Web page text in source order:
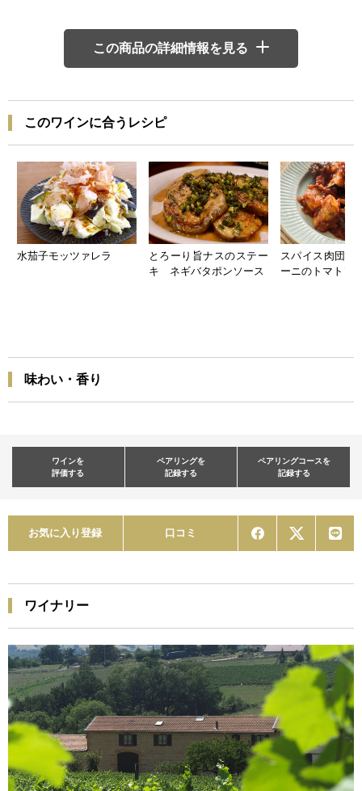
この商品の詳細情報を見る
このワインに合うレシピ
水茄子モッツァレラ
とろーり旨ナスのステー
キ ネギバタポンソース
スパイス肉団子
ーニのトマトソ
味わい・香り
ワインを
評価する
ペアリングを
記録する
ペアリングコースを
記録する
お気に入り登録 口コミ
ワイナリー